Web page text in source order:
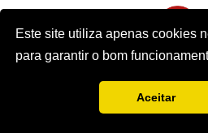
Este site utiliza apenas cookies
para garantir o bom
Aceitar